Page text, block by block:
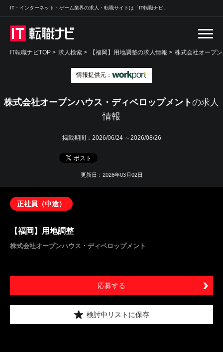
IT・インターネット・ゲーム業界の求人・転職サイトは「IT転職ナビ」
IT転職ナビTOP > 求人検索 > 【福岡】用地調整の求人情報 > 株式会社オープ
情報提供元：
株式会社オープンハウス・ディベロップメントの求人
情報
掲載期間： 2026/06/24 ～2026/08/26
更新日：2026年03月02日
正社員（中途）
【福岡】用地調整
株式会社オープンハウス・ディベロップメント
応募する
検討中リストに保存